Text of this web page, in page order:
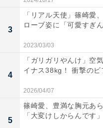
3
「リアル天使」篠崎愛
ローブ姿に「可愛すぎ
2023/03/03
4
「ガリガリやんけ」空
イナス38kg！ 衝撃の
2026/04/07
5
篠崎愛、豊満な胸元あ
「大変けしからんです